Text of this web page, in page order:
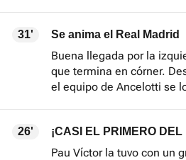
31' Se anima el Real Madrid
Buena llegada por la
que termina en córner.
el equipo de Ancelotti se
26' ¡CASI EL PRIMERO
Pau Víctor la tuvo con un